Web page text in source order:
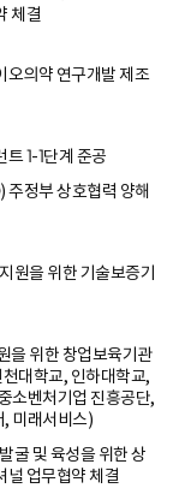
체결
오의약 연구개발 제조
1-1단계 준공
정부 상호협력 양해
원을 위한 기술보증기
을 위한 창업보육기관
대학교, 인하대학교,
소벤처기업 진흥공단,
미래서비스)
굴 및 육성을 위한 상
널 업무협약 체결